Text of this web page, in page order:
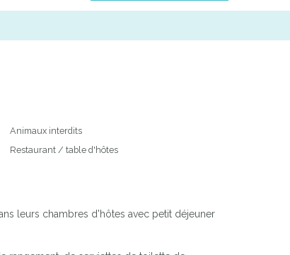
Animaux interdits
Restaurant / table d'hôtes
leurs chambres d'hôtes avec petit déjeuner